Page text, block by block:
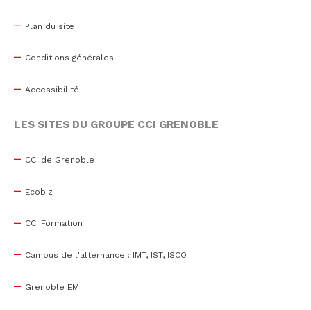
Plan du site
Conditions générales
Accessibilité
LES SITES DU GROUPE CCI GRENOBLE
CCI de Grenoble
Ecobiz
CCI Formation
Campus de l'alternance : IMT, IST, ISCO
Grenoble EM